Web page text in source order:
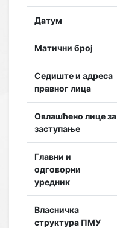
Датум
Матични број
Седиште и адреса
правног лица
Овлашћено лице за
заступање
Главни и
одговорни
уредник
Власничка
структура ПМУ